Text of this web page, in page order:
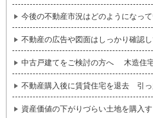
今後の不動産市況はどのようになっ
不動産の広告や図面はしっかり確認
中古戸建てをご検討の方へ 木造住
不動産購入後に賃貸住宅を退去 引っ
資産価値の下がりづらい土地を購入